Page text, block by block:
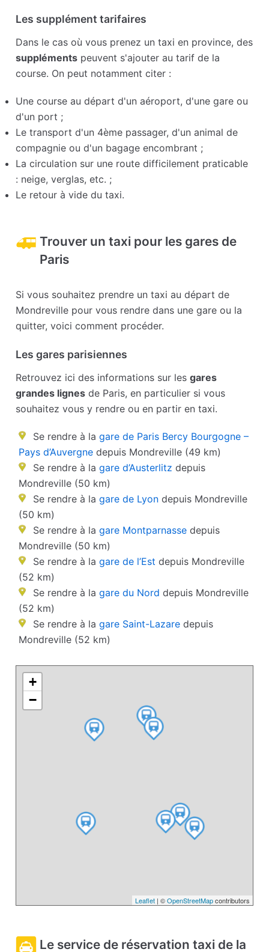
Les supplément tarifaires
Dans le cas où vous prenez un taxi en province, des
suppléments peuvent s'ajouter au tarif de la
course. On peut notamment citer :
Une course au départ d'un aéroport, d'une gare ou
d'un port ;
Le transport d'un 4ème passager, d'un animal de
compagnie ou d'un bagage encombrant ;
La circulation sur une route difficilement praticable
: neige, verglas, etc. ;
Le retour à vide du taxi.
Trouver un taxi pour les gares de
Paris
Si vous souhaitez prendre un taxi au départ de
Mondreville pour vous rendre dans une gare ou la
quitter, voici comment procéder.
Les gares parisiennes
Retrouvez ici des informations sur lesgares
grandes lignes de Paris, en particulier si vous
souhaitez vous y rendre ou en partir en taxi.
Se rendre à la gare de Paris Bercy Bourgogne –
Pays d’Auvergne depuis Mondreville (49 km)
Se rendre à la gare d’Austerlitz depuis
Mondreville (50 km)
Se rendre à la gare de Lyon depuis Mondreville
(50 km)
Se rendre à la gare Montparnasse depuis
Mondreville (50 km)
Se rendre à la gare de l’Est depuis Mondreville
(52 km)
Se rendre à la gare du Nord depuis Mondreville
(52 km)
Se rendre à la gare Saint-Lazare depuis
Mondreville (52 km)
+
−
Leaflet| ©OpenStreetMapcontributors
Le service de réservation taxi de la